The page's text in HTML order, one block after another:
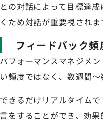
との対話によって目標達
くため対話が重要視されま
フィードバック頻
パフォーマンスマネジメ
い頻度ではなく、数週間
できるだけリアルタイム
言をすることができ、効果